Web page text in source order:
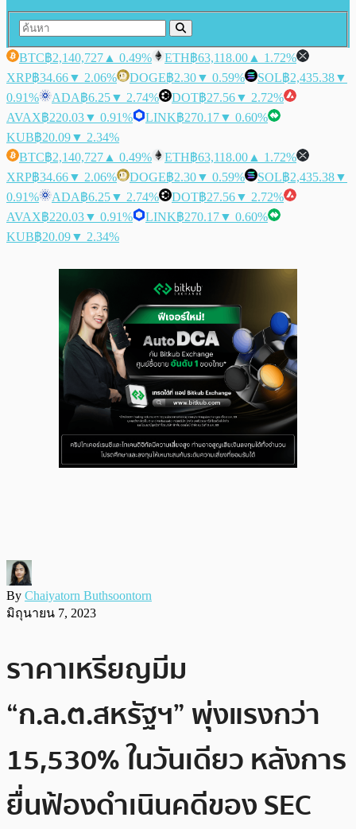
BTC฿2,140,727 ▲ 0.49% ETH฿63,118.00 ▲ 1.72%
XRP฿34.66▼ 2.06% DOGE฿2.30▼ 0.59% SOL฿2,435.38▼
0.91%
ADA฿6.25▼ 2.74% DOT฿27.56▼ 2.72%
AVAX฿220.03▼ 0.91% LINK฿270.17▼ 0.60%
KUB฿20.09▼ 2.34%
BTC฿2,140,727 ▲ 0.49% ETH฿63,118.00 ▲ 1.72%
XRP฿34.66▼ 2.06% DOGE฿2.30▼ 0.59% SOL฿2,435.38▼
0.91%
ADA฿6.25▼ 2.74% DOT฿27.56▼ 2.72%
AVAX฿220.03▼ 0.91% LINK฿270.17▼ 0.60%
KUB฿20.09▼ 2.34%
By Chaiyatorn Buthsoontorn
มิถุนายน 7, 2023
ราคาเหรียญมีม
“ก.ล.ต.สหรัฐฯ” พุ่งแรงกว่า
15,530% ในวันเดียว หลังการ
ยื่นฟ้องดำเนินคดีของ SEC